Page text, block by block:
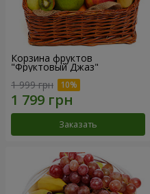
Корзина фруктов
"Фруктовый Джаз"
1 999 грн
Заказать